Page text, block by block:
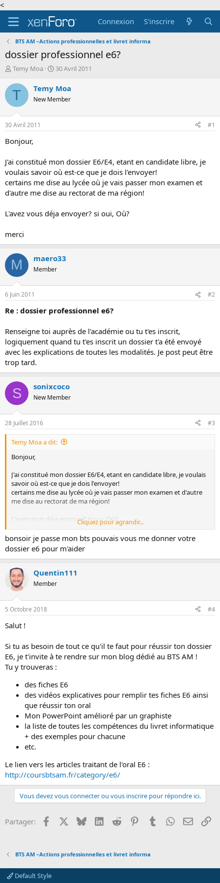
<
Connexion
S'inscrire
BTS AM –Actions professionnelles et livret informa
dossier professionnel e6?
A
t
r
d
e
l
i
s
c
u
i
n
Temy Moa
D
t
d
é
30 Avril 2011
T Temy Moa
New Member
30 Avril 2011 #1
Bonjour,
J'ai constitué mon dossier E6/E4, etant en candidate libre, je
voulais savoir où est-ce que je dois l'envoyer!
certains me dise au lycée où je vais passer mon examen et
d'autre me dise au rectorat de ma région!
L'avez vous déja envoyer? si oui, Où?
merci
M maero33
Member
6 Juin 2011 #2
Re : dossier professionnel e6?
Renseigne toi auprès de l'académie ou tu t'es inscrit,
logiquement quand tu t'es inscrit un dossier t'a été envoyé
avec les explications de toutes les modalités. Je post peut être
trop tard.
S sonixcoco
New Member
28 Juillet 2016 #3
Temy Moa a dit:
Bonjour,
J'ai constitué mon dossier E6/E4, etant en candidate libre, je voulais
savoir où est-ce que je dois l'envoyer!
certains me dise au lycée où je vais passer mon examen et d'autre
me dise au rectorat de ma région!
L'avez vous déja envoyer? si oui, Où?
merci
Cliquez pour agrandir...
bonsoir je passe mon bts pouvais vous me donner votre
dossier e6 pour m'aider
Quentin111
Member
5 Octobre 2018 #4
Salut !
Si tu as besoin de tout ce qu'il te faut pour réussir ton dossier
E6, je t'invite à te rendre sur mon blog dédié au BTS AM !
Tu y trouveras :
des fiches E6
des vidéos explicatives pour remplir tes fiches E6 ainsi
que réussir ton oral
Mon PowerPoint amélioré par un graphiste
la liste de toutes les compétences du livret informatique
+ des exemples pour chacune
etc.
Le lien vers les articles traitant de l'oral E6 :
http://coursbtsam.fr/category/e6/
Vous devez vous connecter ou vous inscrire pour répondre ici.
Partager: Facebook BlueskyLinkedInReddit PinterestTumblrWhatsApp
Email
BTS AM –Actions professionnelles et livret informa
Default Style